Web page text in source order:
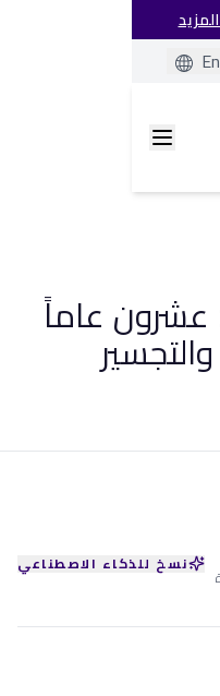
عشرون عاماً
نسخ للذكاء الاصطناعي